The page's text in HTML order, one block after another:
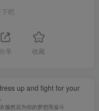
下吧
分享 收藏
up and fight for your
服然后为你的梦想而奋斗